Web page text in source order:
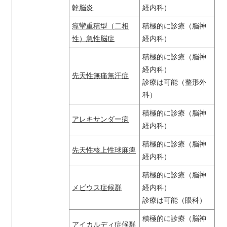
幹脳炎 経内科）
痙攣重積型（二相
性）急性脳症
積極的に診療（脳神
経内科）
先天性無痛無汗症
積極的に診療（脳神
経内科）
診療は可能（整形外
科）
アレキサンダー病
積極的に診療（脳神
経内科）
先天性核上性球麻痺
積極的に診療（脳神
経内科）
メビウス症候群
積極的に診療（脳神
経内科）
診療は可能（眼科）
アイカルディ症候群
積極的に診療（脳神